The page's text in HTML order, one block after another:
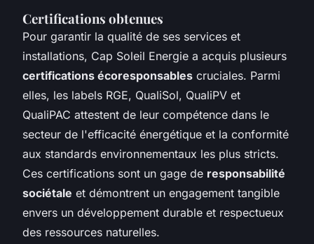
Certifications obtenues
Pour garantir la qualité de ses services et
installations, Cap Soleil Energie a acquis plusieurs
certifications écoresponsables cruciales. Parmi
elles, les labels RGE, QualiSol, QualiPV et
QualiPAC attestent de leur compétence dans le
secteur de l'efficacité énergétique et la conformité
aux standards environnementaux les plus stricts.
Ces certifications sont un gage de responsabilité
sociétale et démontrent un engagement tangible
envers un développement durable et respectueux
des ressources naturelles.